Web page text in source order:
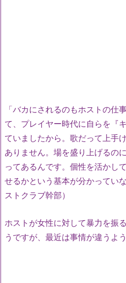
「バカにされるのもホストの仕
て、プレイヤー時代に自らを『
ていましたから。歌だって上手
ありません。場を盛り上げるの
ってあるんです。個性を活かし
せるかという基本が分かってい
ストクラブ幹部）
ホストが女性に対して暴力を振
うですが、最近は事情が違うよう